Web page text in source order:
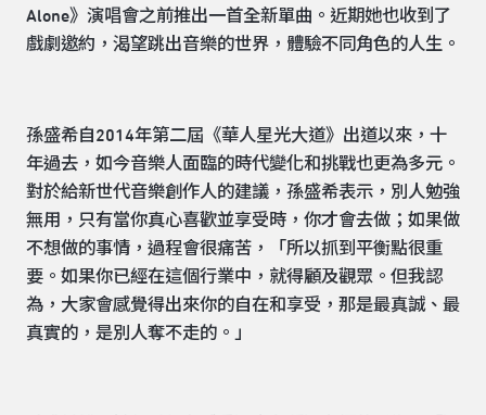
Alone》演唱會之前推出一首全新單曲。近期她也收到了
戲劇邀約，渴望跳出音樂的世界，體驗不同角色的人生。
孫盛希自2014年第二屆《華人星光大道》出道以來，十
年過去，如今音樂人面臨的時代變化和挑戰也更為多元。
對於給新世代音樂創作人的建議，孫盛希表示，別人勉強
無用，只有當你真心喜歡並享受時，你才會去做；如果做
不想做的事情，過程會很痛苦，「所以抓到平衡點很重
要。如果你已經在這個行業中，就得顧及觀眾。但我認
為，大家會感覺得出來你的自在和享受，那是最真誠、最
真實的，是別人奪不走的。」